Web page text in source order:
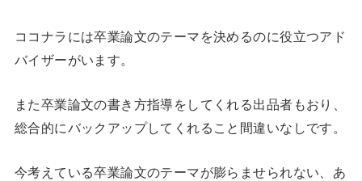
ココナラには卒業論文のテーマを決めるのに役立つアド
バイザーがいます。
また卒業論文の書き方指導をしてくれる出品者もおり、
総合的にバックアップしてくれること間違いなしです。
今考えている卒業論文のテーマが膨らませられない、あ